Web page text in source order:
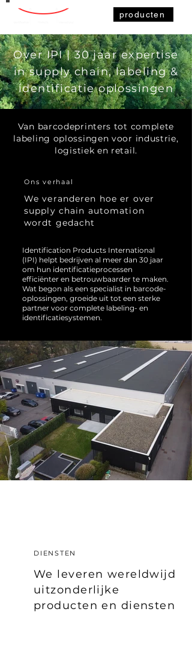
producten
Over IPI | 30 jaar expertise
in supply chain, labeling&
identificatie oplossingen
Van barcodeprinters tot complete
labeling oplossingen voor industrie,
logistiek en retail.
Ons verhaal
We veranderen hoe er over
supply chain automation
wordt gedacht
Identification Products International
(IPI) helpt bedrijven al meer dan 30 jaar
om hun identificatieprocessen
efficiënter en betrouwbaarder te maken.
Wat begon als een specialist in barcode-
oplossingen, groeide uit tot een sterke
partner voor complete labeling- en
identificatiesystemen.
DIENSTEN
We leveren wereldwijd
uitzonderlijke
producten en diensten